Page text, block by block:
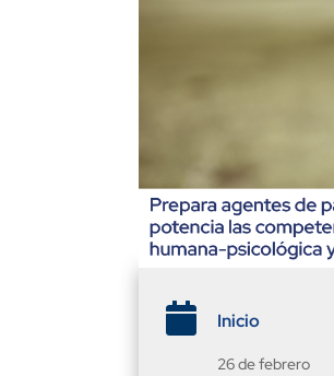
 Inicio
26 de febrero